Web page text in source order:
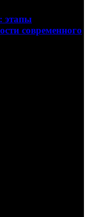
этапы
современного